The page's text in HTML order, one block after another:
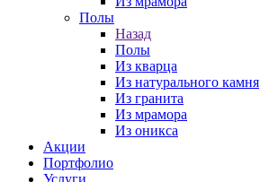
Полы
Назад
Полы
Из кварца
Из натурального камня
Из гранита
Из мрамора
Из оникса
Акции
Портфолио
Услуги